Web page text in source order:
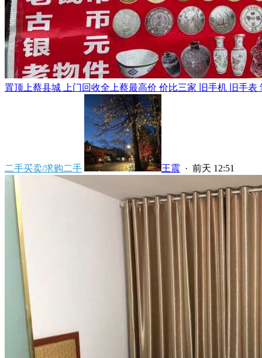
置顶 上蔡县城 上门回收全上蔡最高价 价比三家 旧手机 旧手表
二手买卖/求购二手 王震 · 前天 12:51